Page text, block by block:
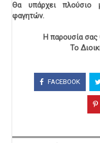
Θα υπάρχει πλούσιο
φαγητών.
Η παρουσία σας
Το
FACEBOOK